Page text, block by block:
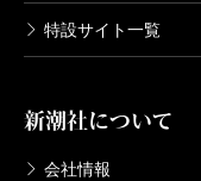
特設サイト一覧
新潮社について
会社情報